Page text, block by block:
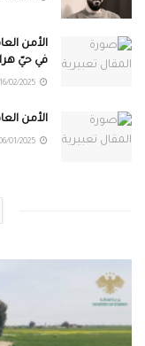
الأمن
في حيّ
الأمن